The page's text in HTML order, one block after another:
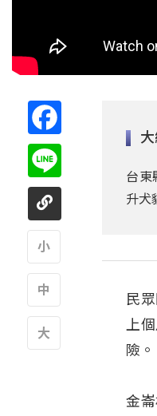
台東
升犬
民
上
險。
金